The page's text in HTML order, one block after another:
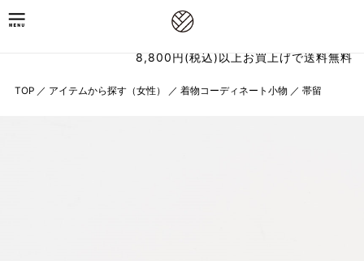
8,800円(税込)以上お買上げで送料無料
TOP ／ アイテムから探す（女性） ／ 着物コーディネート小物 ／ 帯留